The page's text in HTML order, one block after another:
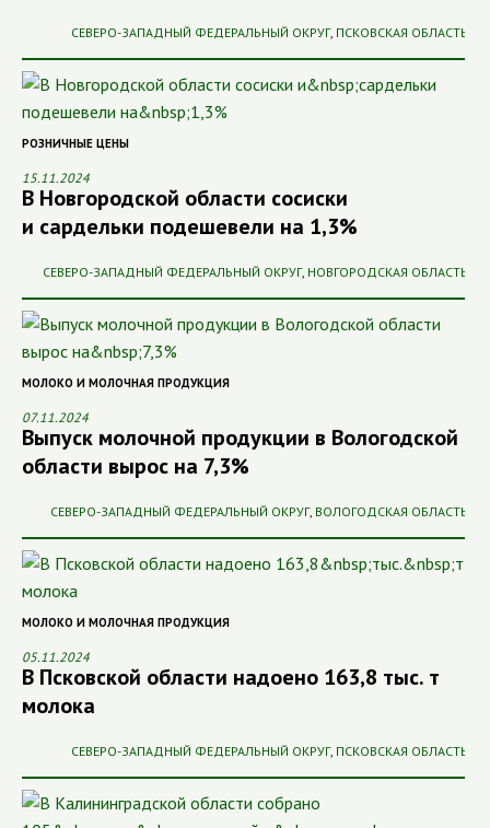
СЕВЕРО-ЗАПАДНЫЙ ФЕДЕРАЛЬНЫЙ ОКРУГ, ПСКОВСКАЯ ОБЛАСТЬ
РОЗНИЧНЫЕ ЦЕНЫ
15.11.2024
В Новгородской области сосиски
и сардельки подешевели на 1,3%
СЕВЕРО-ЗАПАДНЫЙ ФЕДЕРАЛЬНЫЙ ОКРУГ, НОВГОРОДСКАЯ ОБЛАСТЬ
МОЛОКО И МОЛОЧНАЯ ПРОДУКЦИЯ
07.11.2024
Выпуск молочной продукции в Вологодской
области вырос на 7,3%
СЕВЕРО-ЗАПАДНЫЙ ФЕДЕРАЛЬНЫЙ ОКРУГ, ВОЛОГОДСКАЯ ОБЛАСТЬ
МОЛОКО И МОЛОЧНАЯ ПРОДУКЦИЯ
05.11.2024
В Псковской области надоено 163,8 тыс. т
молока
СЕВЕРО-ЗАПАДНЫЙ ФЕДЕРАЛЬНЫЙ ОКРУГ, ПСКОВСКАЯ ОБЛАСТЬ